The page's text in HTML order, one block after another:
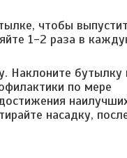
чтобы
1-2 раза в
Наклоните бутылку
по мере
насадку,